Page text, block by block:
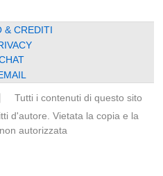
& CREDITI
Tutti i contenuti di questo sito
d'autore. Vietata la copia e la
autorizzata